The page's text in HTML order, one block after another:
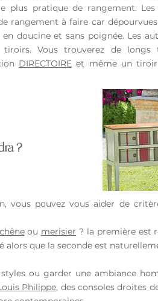
pratique de rangement.
rangement à faire car
doucine et sans poignée. Les
Vous trouverez de longs
DIRECTOIRE et même un
?
vous pouvez vous aider de
chêneou merisier ? la première est
que la seconde est
ou garder une ambiance
Philippe, des consoles droites